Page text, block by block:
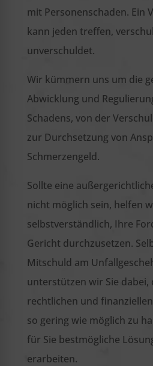
mit Personenschaden. Ein
kann jeden treffen,
unverschuldet.
Wir kümmern uns um die
Abwicklung und
Schadens, von der
zur Durchsetzung von
Schmerzengeld.
Sollte eine
nicht möglich sein, helfen
selbstverständlich, Ihre
Gericht durchzusetzen.
Mitschuld am
unterstützen wir Sie dabei,
rechtlichen und
so gering wie möglich zu
für Sie bestmögliche
erarbeiten.